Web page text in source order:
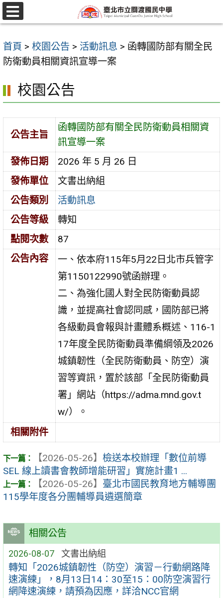
跳
至
要
內
區
選
單
首頁 > 校園公告 > 活動訊息 > 函轉國防部有關全民
防衛動員相關資訊宣導一案
相關公告
2026-08-07 文書出納組
轉知「2026城鎮韌性（防空）演習－行動網路降
速演練」，8月13日14：30至15：00防空演習行
網降速演練，請預為因應，詳洽NCC官網
校園公告
公告主旨
函轉國防部有關全民防衛動員相關資
訊宣導一案
發佈日期
2026 年 5 月 26 日
發佈單位
文書出納組
公告類別
活動訊息
公告等級
轉知
點閱次數
87
公告內容
一、依本府115年5月22日北市兵管字
第1150122990號函辦理。
二、為強化國人對全民防衛動員認
識，並提高社會認同感，國防部已將
各級動員會報與計畫體系概述、116-1
17年度全民防衛動員準備綱領及2026
城鎮韌性（全民防衛動員、防空）演
習等資訊，置於該部「全民防衛動員
署」網站（https://adma.mnd.gov.t
w/）。
相關附件
【2026-05-26】 檢送本校辦理「數位前導
SEL 線上讀書會教師增能研習」實施計畫1 ...
【2026-05-26】 臺北市國民教育地方輔導團
115學年度各分團輔導員遴選簡章